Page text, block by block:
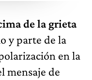
de la grieta​​
y parte de la
en la
mensaje de